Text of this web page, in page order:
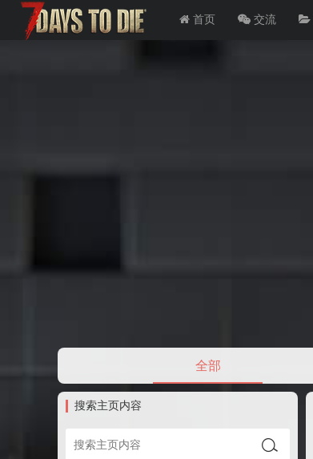
首页 交流
全部
搜索主页内容